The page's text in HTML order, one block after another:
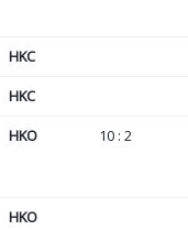
HKC
HKC
HKO 10 : 2
HKO